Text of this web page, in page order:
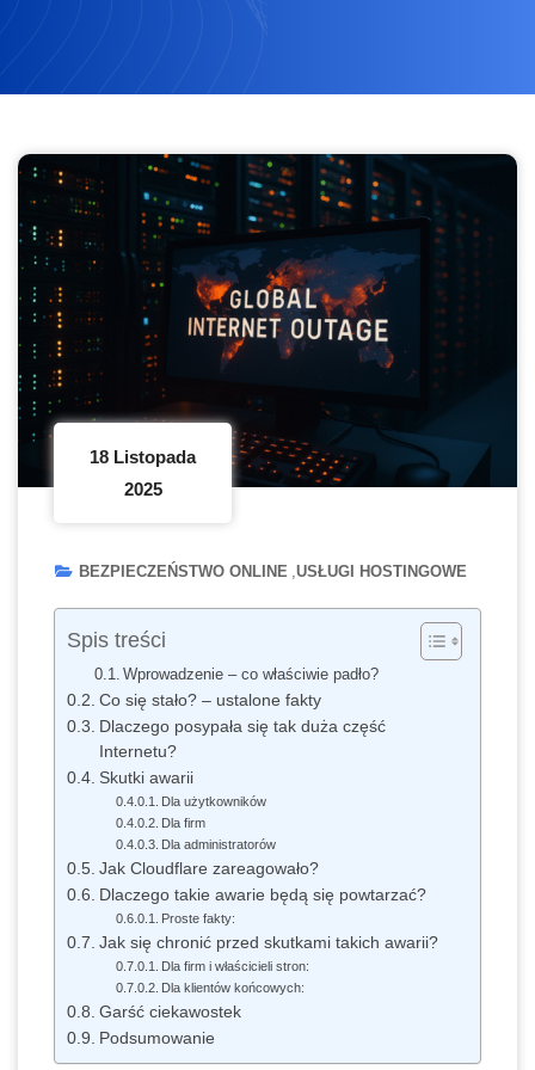
18 Listopada
2025
BEZPIECZEŃSTWO ONLINE USŁUGI HOSTINGOWE
Spis treści
Wprowadzenie – co właściwie padło?
Co się stało? – ustalone fakty
Dlaczego posypała się tak duża część
Internetu?
Skutki awarii
Dla użytkowników
Dla firm
Dla administratorów
Jak Cloudflare zareagowało?
Dlaczego takie awarie będą się powtarzać?
Proste fakty:
Jak się chronić przed skutkami takich awarii?
Dla firm i właścicieli stron:
Dla klientów końcowych:
Garść ciekawostek
Podsumowanie